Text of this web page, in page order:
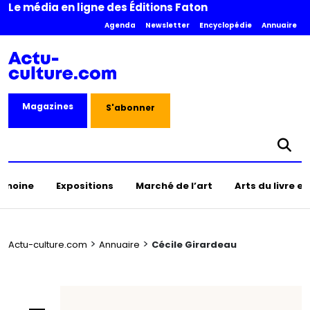
Le média en ligne des Éditions Faton
Agenda Newsletter Encyclopédie Annuaire
Magazines S'abonner
Expositions Marché de l’art Arts du livre
Actu-culture.com > Annuaire > Cécile Girardeau